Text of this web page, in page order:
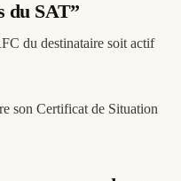
du SAT”
du destinataire soit actif
son Certificat de Situation